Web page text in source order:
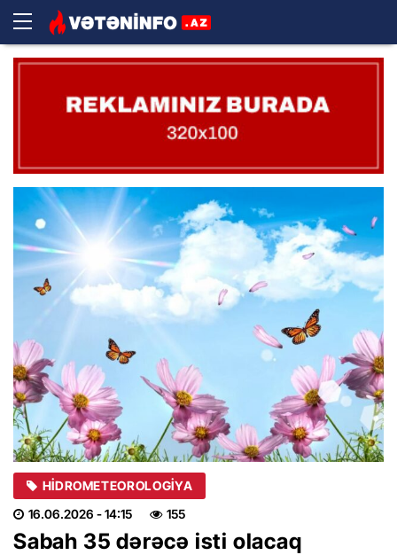
HIDROMETEOROLOGIYA
16.06.2026 - 14:15 155
Sabah 35 dərəcə isti olacaq